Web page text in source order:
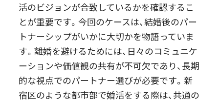
活のビジョンが合致しているかを確認するこ
とが重要です。今回のケースは、結婚後のパー
トナーシップがいかに大切かを物語っていま
す。離婚を避けるためには、日々のコミュニケ
ーションや価値観の共有が不可欠であり、長期
的な視点でのパートナー選びが必要です。新
宿区のような都市部で婚活をする際は、共通の